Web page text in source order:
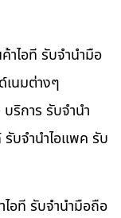
าไอที รับจำนำมือ
เนมต่างๆ
ริการ รับจำนำ
บจำนำไอแพค รับ
อที รับจำนำมือถือ